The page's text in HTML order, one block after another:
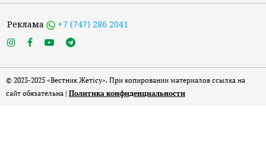
Реклама +7 (747) 286 2041
© 2023-2025 «Вестник Жетісу». При копировании материалов ссылка на
сайт обязательна | Политика конфиденциальности